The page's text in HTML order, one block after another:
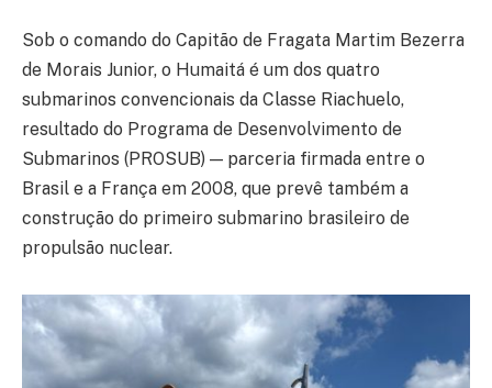
Sob o comando do Capitão de Fragata Martim Bezerra
de Morais Junior, o Humaitá é um dos quatro
submarinos convencionais da Classe Riachuelo,
resultado do Programa de Desenvolvimento de
Submarinos (PROSUB) — parceria firmada entre o
Brasil e a França em 2008, que prevê também a
construção do primeiro submarino brasileiro de
propulsão nuclear.